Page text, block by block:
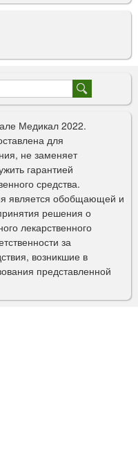
Медикал 2022.
для
не заменяет
гарантией
средства.
является обобщающей и
решения о
лекарственного
за
возникшие в
представленной